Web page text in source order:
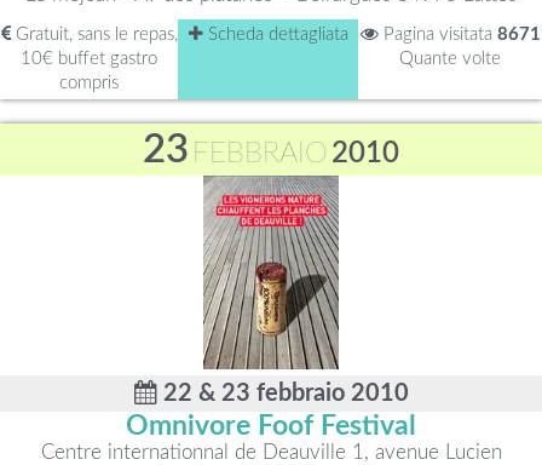
Gratuit, sans le repas,
10€ buffet gastro
compris
Scheda dettagliata Pagina visitata 8671
Quante volte
23 FEBBRAIO 2010
22 & 23 febbraio 2010
Omnivore Foof Festival
Centre internationnal de Deauville 1, avenue Lucien